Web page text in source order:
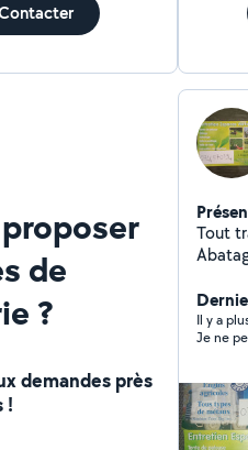
de
?
demandes près
!
Tout travaux
Terrassement Je fait
type
Il y a
Je ne